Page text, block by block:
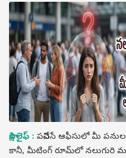
సాక్షి లైఫ్ : పనిచేసే ఆఫీసులో మీ
కానీ, మీటింగ్ రూమ్‌లో నలుగురి